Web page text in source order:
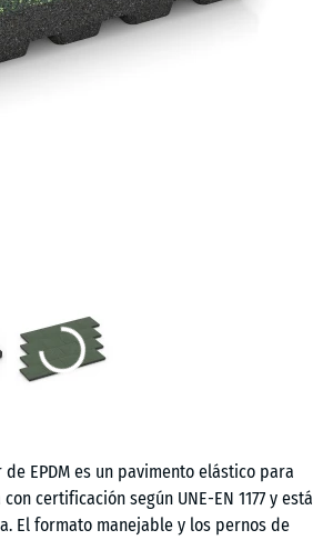
EPDM es un pavimento elástico para
certificación según UNE-EN 1177 y está
El formato manejable y los pernos de